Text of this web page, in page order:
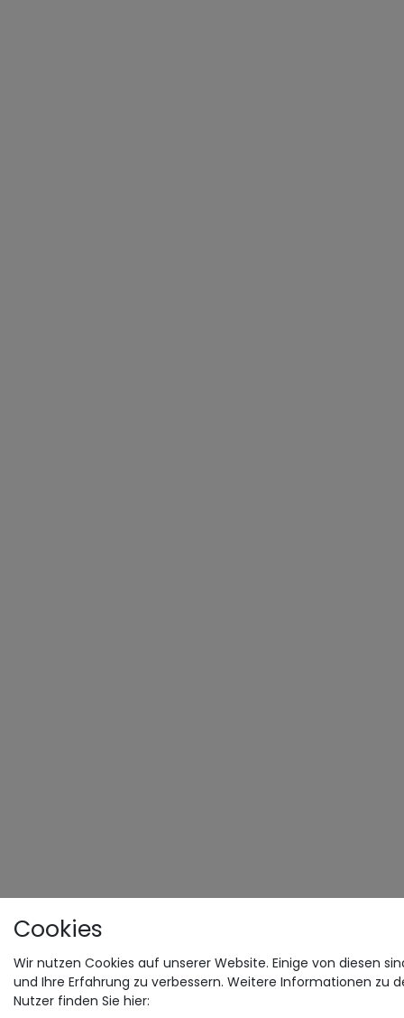
Cookies
Wir nutzen Cookies auf unserer Website. Einige von diesen
und Ihre Erfahrung zu verbessern. Weitere Informationen zu
Nutzer finden Sie hier: